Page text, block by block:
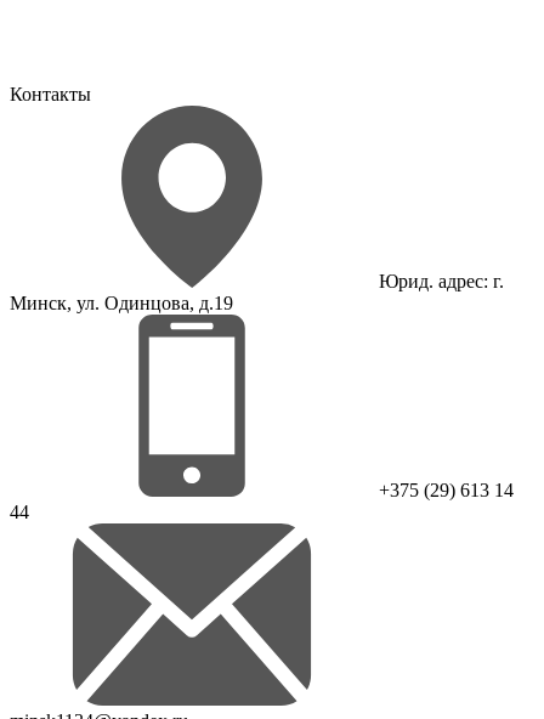
Контакты
Юрид. адрес: г.
Минск, ул. Одинцова, д.19
+375 (29) 613 14
44